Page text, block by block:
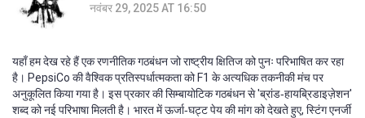
नवंबर 29, 2025 AT 16:50
यहाँ हम देख रहे हैं एक रणनीतिक गठबंधन जो राष्ट्रीय क्षितिज को पुनः परिभाषित कर रहा
है। PepsiCo की वैश्विक प्रतिस्पर्धात्मकता को F1 के अत्यधिक तकनीकी मंच पर
अनुकूलित किया गया है। इस प्रकार की सिम्बायोटिक गठबंधन से 'ब्रांड‑हायब्रिडाइज़ेशन'
शब्द को नई परिभाषा मिलती है। भारत में ऊर्जा‑घट्ट पेय की मांग को देखते हुए, स्टिंग एनर्जी